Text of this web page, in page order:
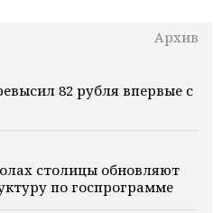
Архив
82 рубля впервые с
столицы обновляют
по госпрограмме